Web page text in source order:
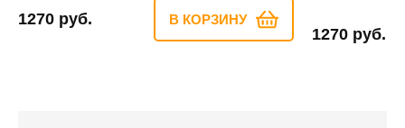
1270 руб. В КОРЗИНУ
1270 руб.